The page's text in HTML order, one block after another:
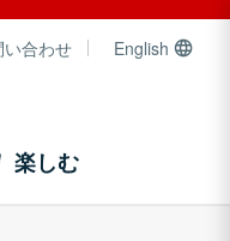
い合わせ English
楽しむ